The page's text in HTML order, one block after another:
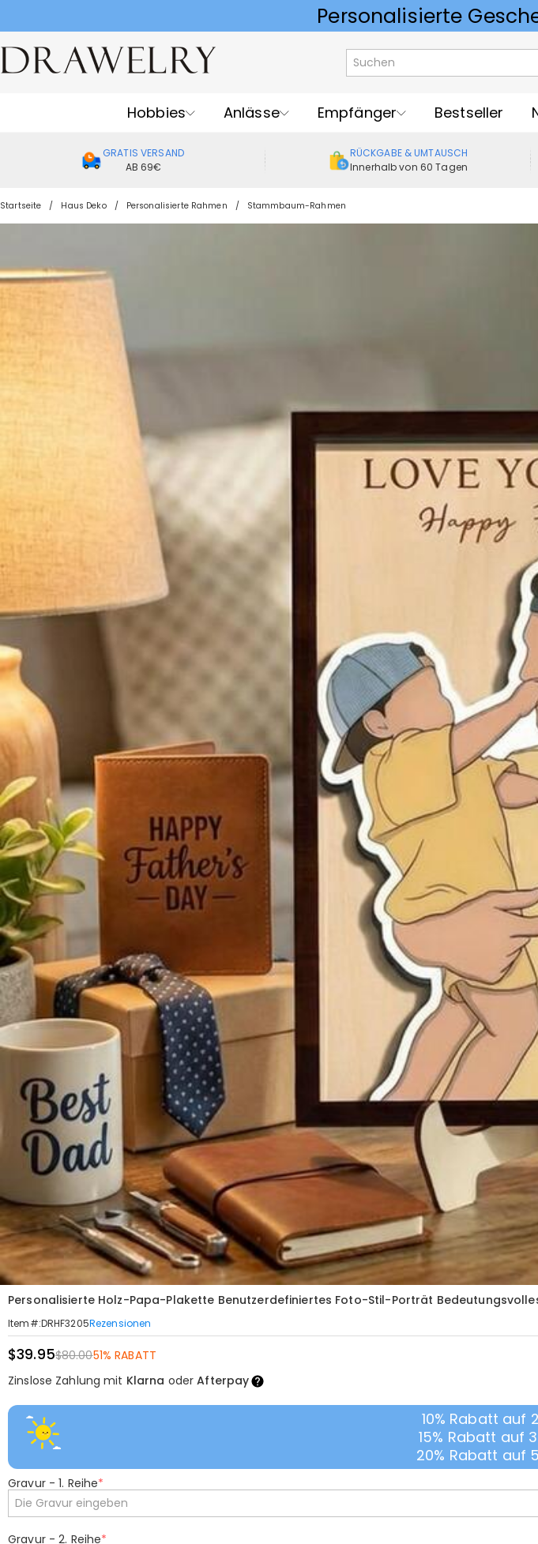
Vorlieben für
Hobbies Anlässe Empfänger Bestseller
GRATIS VERSAND
AB 69€
RÜCKGABE & UMTAUSCH
Innerhalb von 60 Tagen
Startseite Haus Deko Personalisierte Rahmen Stammbaum-Rahmen
Personalisierte Holz-Papa-Plakette Benutzerdefiniertes Foto-Stil-Porträt
Item#:DRHF3205Rezensionen
$39.95$80.0051% RABATT
Zinslose Zahlung mit Klarna oderAfterpay
10% Rabatt auf
15% Rabatt auf
20% Rabatt auf
Gravur - 1. Reihe*
Gravur - 2. Reihe*